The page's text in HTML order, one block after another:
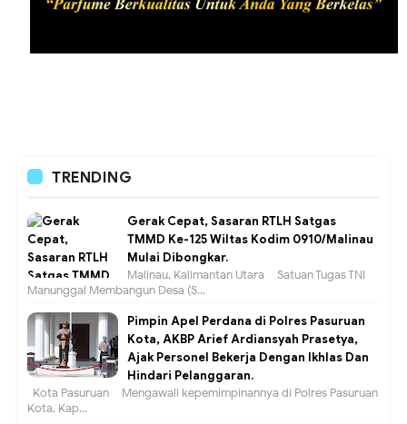
TRENDING
Gerak Cepat, Sasaran RTLH Satgas
TMMD Ke-125 Wiltas Kodim 0910/Malinau
Mulai Dibongkar.
Malinau, Kalimantan Utara – Satuan Tugas TNI
Manunggal Membangun Desa (S...
Pimpin Apel Perdana di Polres Pasuruan
Kota, AKBP Arief Ardiansyah Prasetya,
Ajak Personel Bekerja Dengan Ikhlas Dan
Hindari Pelanggaran.
Kota Pasuruan – Mengawali kepemimpinannya di Polres Pasuruan
Kota, Kap...